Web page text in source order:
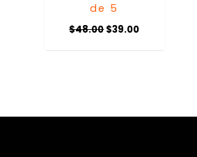
de 5
$48.00$39.00